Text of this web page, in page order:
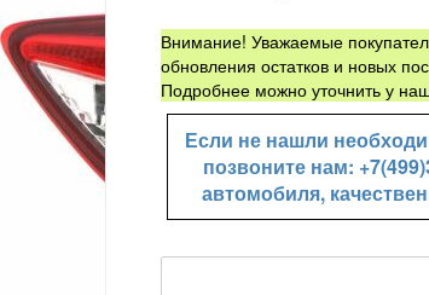
Внимание! Уважаемые
обновления остатков и новых
Подробнее можно уточнить у
Если не нашли
позвоните нам:
автомобиля,